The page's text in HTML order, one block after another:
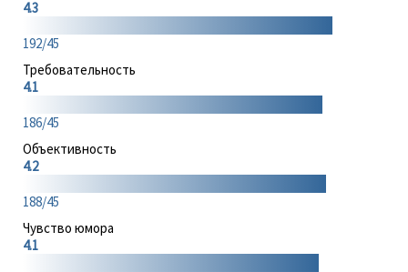
4.3
192/45
Требовательность
4.1
186/45
Объективность
4.2
188/45
Чувство юмора
4.1